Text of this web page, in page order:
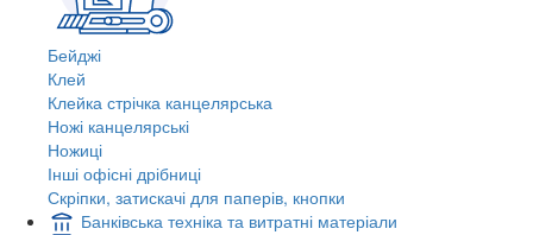
Бейджі
Клей
Клейка стрічка канцелярська
Ножі канцелярські
Ножиці
Інші офісні дрібниці
Скріпки, затискачі для паперів, кнопки
Банківська техніка та витратні матеріали